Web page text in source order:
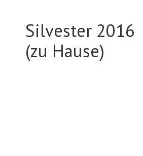
Silvester 2016
(zu Hause)